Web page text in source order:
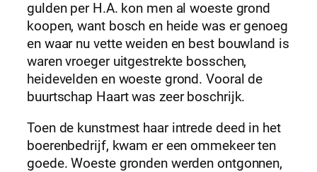
gulden per H.A. kon men al woeste grond
koopen, want bosch en heide was er genoeg
en waar nu vette weiden en best bouwland is
waren vroeger uitgestrekte bosschen,
heidevelden en woeste grond. Vooral de
buurtschap Haart was zeer boschrijk.
Toen de kunstmest haar intrede deed in het
boerenbedrijf, kwam er een ommekeer ten
goede. Woeste gronden werden ontgonnen,